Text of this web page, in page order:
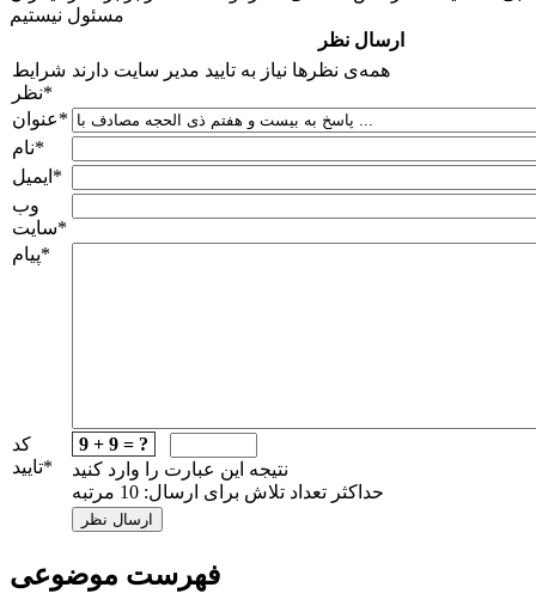
مسئول نیستیم
ارسال نظر
شرایط
نظر*
همه‌ی نظرها نیاز به تایید مدیر سایت دارند
عنوان*
نام*
ایمیل *
وب
سایت*
پیام*
کد
تایید*
9 + 9 = ?
نتیجه این عبارت را وارد کنید
حداکثر تعداد تلاش برای ارسال: 10 مرتبه
فهرست موضوعی